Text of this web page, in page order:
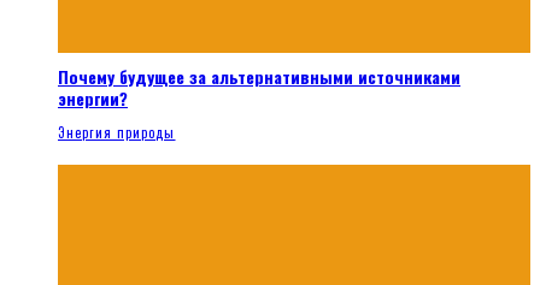
Почему будущее за альтернативными источниками
энергии?
Энергия природы